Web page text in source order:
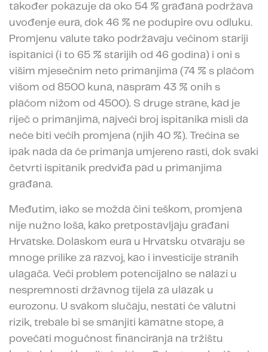
također pokazuje da oko 54 % građana podržava
uvođenje eura, dok 46 % ne podupire ovu odluku.
Promjenu valute tako podržavaju većinom stariji
ispitanici (i to 65 % starijih od 46 godina) i oni s
višim mjesečnim neto primanjima (74 % s plaćom
višom od 8500 kuna, naspram 43 % onih s
plaćom nižom od 4500). S druge strane, kad je
riječ o primanjima, najveći broj ispitanika misli da
neće biti većih promjena (njih 40 %). Trećina se
ipak nada da će primanja umjereno rasti, dok svaki
četvrti ispitanik predviđa pad u primanjima
građana.
Međutim, iako se možda čini teškom, promjena
nije nužno loša, kako pretpostavljaju građani
Hrvatske. Dolaskom eura u Hrvatsku otvaraju se
mnoge prilike za razvoj, kao i investicije stranih
ulagača. Veći problem potencijalno se nalazi u
nespremnosti državnog tijela za ulazak u
eurozonu. U svakom slučaju, nestati će valutni
rizik, trebale bi se smanjiti kamatne stope, a
povećati mogućnost financiranja na tržištu